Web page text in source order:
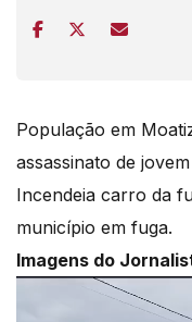
População em
assassinato de
Incendeia carro da
município em fuga.
Imagens do
Reprodutor